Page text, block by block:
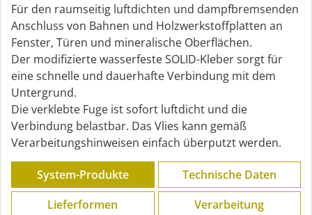
Für den raumseitig luftdichten und dampfbremsenden
Anschluss von Bahnen und Holzwerkstoffplatten an
Fenster, Türen und mineralische Oberflächen.
Der modifizierte wasserfeste SOLID-Kleber sorgt für
eine schnelle und dauerhafte Verbindung mit dem
Untergrund.
Die verklebte Fuge ist sofort luftdicht und die
Verbindung belastbar. Das Vlies kann gemäß
Verarbeitungshinweisen einfach überputzt werden.
System-Produkte
Technische Daten
Lieferformen
Verarbeitung